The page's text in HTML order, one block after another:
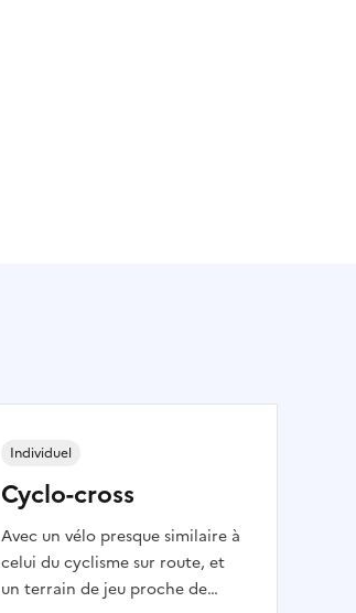
Cyclo-cross
Avec un vélo presque similaire à
celui du cyclisme sur route, et
un terrain de jeu proche de
Individuel